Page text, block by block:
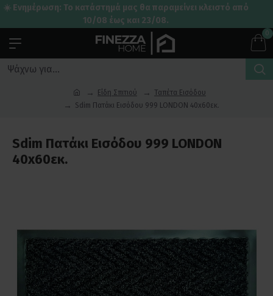
☀️ Ενημέρωση: Το κατάστημά μας θα παραμείνει κλειστό από
10/08 έως και 23/08.
0
Είδη Σπιτιού
Ταπέτα Εισόδου
Sdim Πατάκι Εισόδου 999 LONDON 40x60εκ.
Sdim Πατάκι Εισόδου 999 LONDON
40x60εκ.